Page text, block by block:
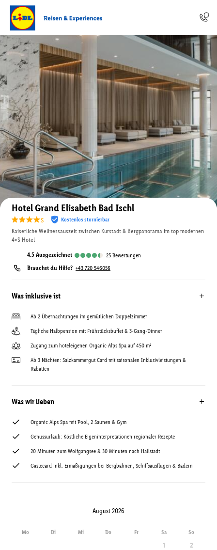
Auf der Karte anzeigen
Hotel Grand Elisabeth Bad Ischl
s Kostenlos stornierbar
Kaiserliche Wellnessauszeit zwischen Kurstadt & Bergpanorama im top modernen
4⭑S Hotel
4.5 ausgezeichnet 25 Bewertungen
Brauchst du Hilfe? +43 720 546056
Was inklusive ist
Ab 2 Übernachtungen im gemütlichen Doppelzimmer
Tägliche Halbpension mit Frühstücksbuffet & 3-Gang-Dinner
Zugang zum hoteleigenen Organic Alps Spa auf 450 m²
Ab 3 Nächten: Salzkammergut Card mit saisonalen Inklusivleistungen &
Rabatten
Was wir lieben
Organic Alps Spa mit Pool, 2 Saunen & Gym
Genussurlaub: Köstliche Eigeninterpretationen regionaler Rezepte
20 Minuten zum Wolfgangsee & 30 Minuten nach Hallstadt
Gästecard inkl. Ermäßigungen bei Bergbahnen, Schiffsausflügen & Bädern
August 2026
Mo Di Mi Do Fr Sa So
1
2